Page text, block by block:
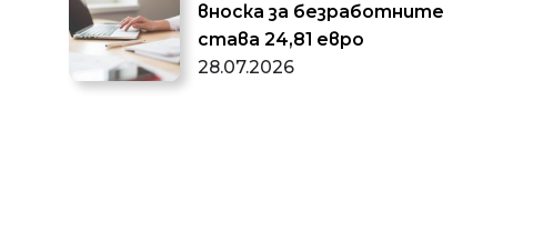
вноска за безработните
става 24,81 евро
28.07.2026